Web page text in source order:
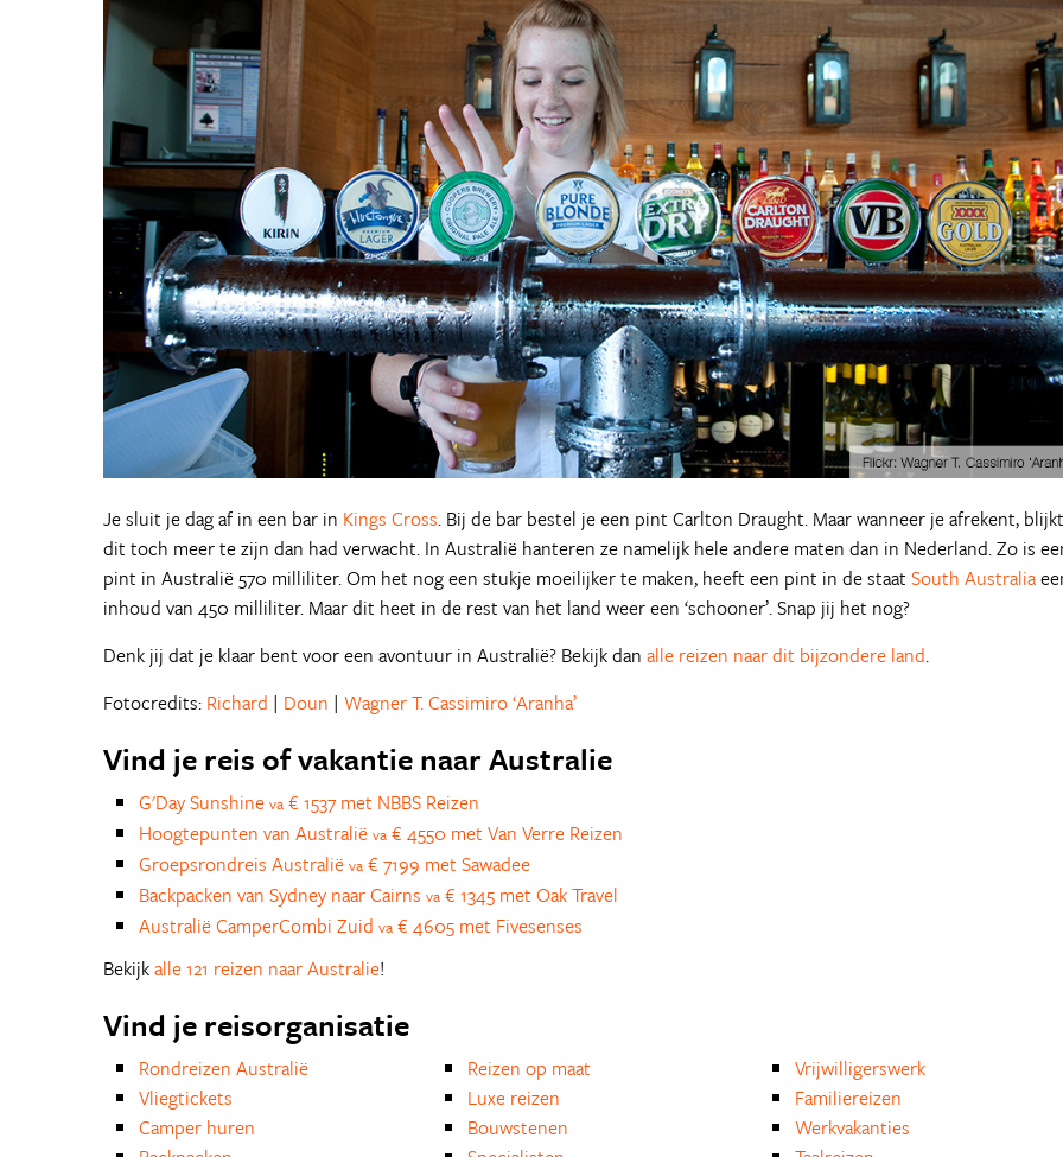
Je sluit je dag af in een bar in Kings Cross. Bij de bar bestel je een pint Carlton Draught. Maar wanneer je afrekent, blijkt
dit toch meer te zijn dan had verwacht. In Australië hanteren ze namelijk hele andere maten dan in Nederland. Zo is
pint in Australië 570 milliliter. Om het nog een stukje moeilijker te maken, heeft een pint in de staat South Australia
inhoud van 450 milliliter. Maar dit heet in de rest van het land weer een ‘schooner’. Snap jij het nog?
Denk jij dat je klaar bent voor een avontuur in Australië? Bekijk dan alle reizen naar dit bijzondere land.
Fotocredits: Richard | Doun | Wagner T. Cassimiro ‘Aranha’
Vind je reis of vakantie naar Australie
G'Day Sunshine va € 1537 met NBBS Reizen
Hoogtepunten van Australië va € 4550 met Van Verre Reizen
Groepsrondreis Australië va € 7199 met Sawadee
Backpacken van Sydney naar Cairns va € 1345 met Oak Travel
Australië CamperCombi Zuid va € 4605 met Fivesenses
Bekijkalle 121 reizen naar Australie!
Vind je reisorganisatie
Rondreizen Australië
Vliegtickets
Camper huren
Reizen op maat
Luxe reizen
Bouwstenen
Vrijwilligerswerk
Familiereizen
Werkvakanties